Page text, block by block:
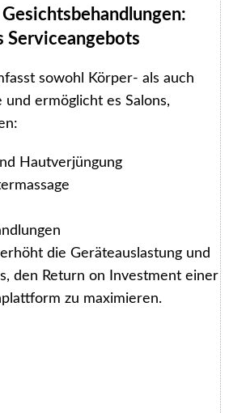
Serviceangebots
sowohl Körper- als auch
und ermöglicht es Salons,
Hautverjüngung
die Geräteauslastung und
den Return on Investment einer
zu maximieren.